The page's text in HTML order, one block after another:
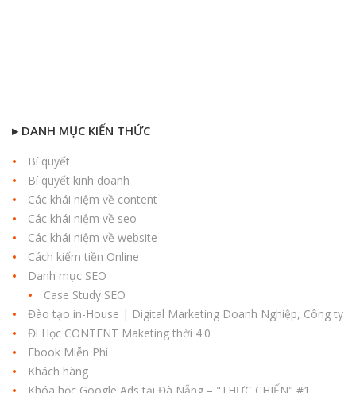
▸ DANH MỤC KIẾN THỨC
Bí quyết
Bí quyết kinh doanh
Các khái niệm về content
Các khái niệm về seo
Các khái niệm về website
Cách kiếm tiền Online
Danh mục SEO
Case Study SEO
Đào tạo in-House | Digital Marketing Doanh Nghiệp, Công ty
Đi Học CONTENT Maketing thời 4.0
Ebook Miễn Phí
Khách hàng